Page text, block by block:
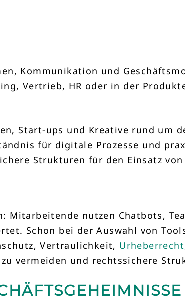
Kommunikation und
Vertrieb, HR oder in der
Start-ups und Kreative rund um
für digitale Prozesse und
Strukturen für den Einsatz
Mitarbeitende nutzen Chatbots,
Schon bei der Auswahl von
Vertraulichkeit, Urheberrecht
vermeiden und rechtssichere